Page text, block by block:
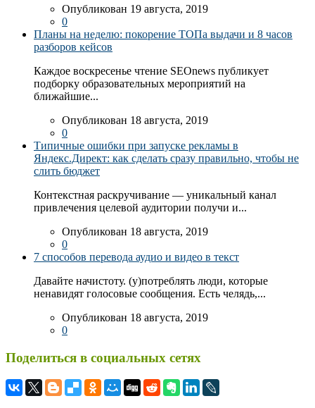
Опубликован 19 августа, 2019
0
Планы на неделю: покорение ТОПа выдачи и 8 часов
разборов кейсов
Каждое воскресенье чтение SEOnews публикует
подборку образовательных мероприятий на
ближайшие...
Опубликован 18 августа, 2019
0
Типичные ошибки при запуске рекламы в
Яндекс.Директ: как сделать сразу правильно, чтобы не
слить бюджет
Контекстная раскручивание — уникальный канал
привлечения целевой аудитории получи и...
Опубликован 18 августа, 2019
0
7 способов перевода аудио и видео в текст
Давайте начистоту. (у)потреблять люди, которые
ненавидят голосовые сообщения. Есть челядь,...
Опубликован 18 августа, 2019
0
Поделиться в социальных сетях